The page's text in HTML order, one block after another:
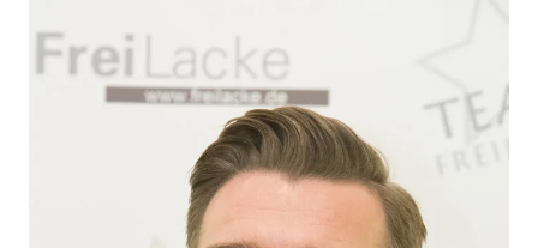
Krüger